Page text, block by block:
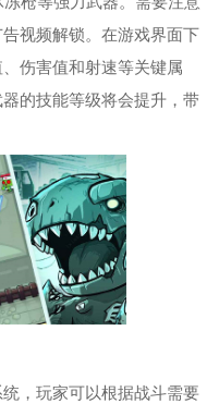
视频解锁。在游戏界面下
伤害值和射速等关键属
的技能等级将会提升，带
，玩家可以根据战斗需要